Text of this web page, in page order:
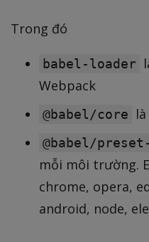
Trong đó
babel-loader
Webpack
@babel/core
@babel/
mỗi môi trường.
chrome, opera,
android, node,